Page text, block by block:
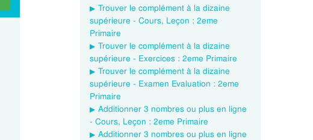
Trouver le complément à la dizaine
supérieure - Cours, Leçon : 2eme
Primaire
Trouver le complément à la dizaine
supérieure - Exercices : 2eme Primaire
Trouver le complément à la dizaine
supérieure - Examen Evaluation : 2eme
Primaire
Additionner 3 nombres ou plus en ligne
- Cours, Leçon : 2eme Primaire
Additionner 3 nombres ou plus en ligne